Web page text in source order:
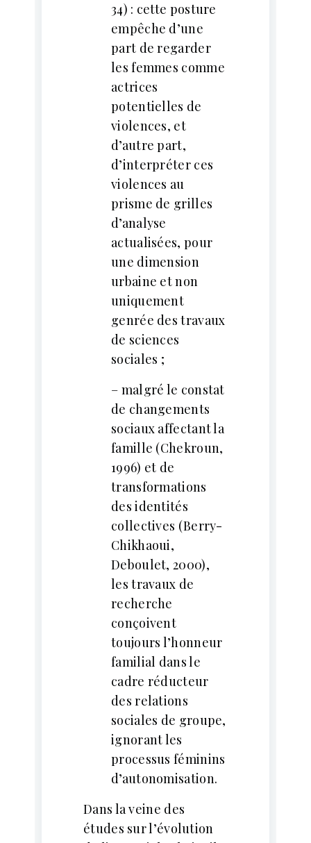
34) : cette posture
empêche d’une
part de regarder
les femmes comme
actrices
potentielles de
violences, et
d’autre part,
d’interpréter ces
violences au
prisme de grilles
d’analyse
actualisées, pour
une dimension
urbaine et non
uniquement
genrée des travaux
de sciences
sociales ;
– malgré le constat
de changements
sociaux affectant la
famille (Chekroun,
1996) et de
transformations
des identités
collectives (Berry-
Chikhaoui,
Deboulet, 2000),
les travaux de
recherche
conçoivent
toujours l’honneur
familial dans le
cadre réducteur
des relations
sociales de groupe,
ignorant les
processus féminins
d’autonomisation.
Dans la veine des
études sur l’évolution